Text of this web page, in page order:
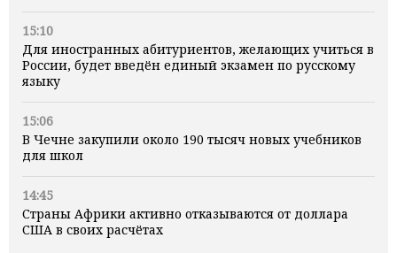
15:10
Для иностранных абитуриентов, желающих учиться в
России, будет введён единый экзамен по русскому
языку
15:06
В Чечне закупили около 190 тысяч новых учебников
для школ
14:45
Страны Африки активно отказываются от доллара
США в своих расчётах